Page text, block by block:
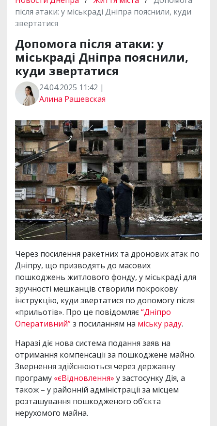
після атаки: у міськраді Дніпра пояснили, куди
звертатися
Допомога після атаки: у
міськраді Дніпра пояснили,
куди звертатися
24.04.2025 11:42 |
Алина Рашевская
Через посилення ракетних та дронових атак по
Дніпру, що призводять до масових
пошкоджень житлового фонду, у міськраді для
зручності мешканців створили покрокову
інструкцію, куди звертатися по допомогу після
«прильотів». Про це повідомляє“Дніпро
Оперативний”з посиланням на міську раду.
Наразі діє нова система подання заяв на
отримання компенсації за пошкоджене майно.
Звернення здійснюються через державну
програму «єВідновлення» у застосунку Дія, а
також – у районній адміністрації за місцем
розташування пошкодженого об’єкта
нерухомого майна.